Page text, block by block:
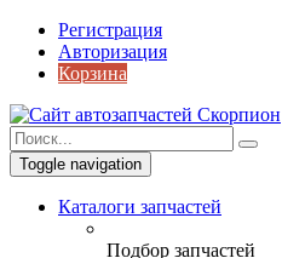
Регистрация
Авторизация
Корзина
Toggle navigation
Каталоги запчастей
Подбор запчастей